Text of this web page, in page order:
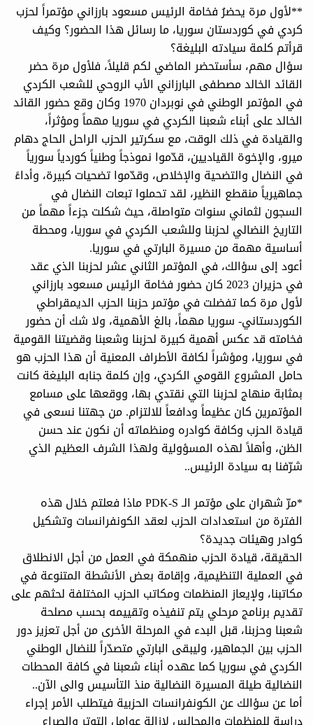
**لأول مرة يحضرُ فخامة الرئيس مسعود بارزاني مؤتمراً لحزب
كردي في كوردستان سوريا، ما رسائل هذا الحضور؟ وكيف
قرأتم كلمة سيادته البليغة؟
سؤال مهم، سأستحضر الماضي لكم قليلاً، فلأول مرة حضر
القائد الخالد مصطفى البارزاني الأب الروحي للشعب الكردي
في المؤتمر الوطني في نوبردان 1970 وكان وقع حضور القائد
الخالد على أبناء شعبنا الكردي في سوريا مهماً ومؤثراً،
والقيادة في ذلك الوقت، مع سكرتير الحزب الراحل الحاج دهام
ميرو، والإخوة القياديين، قدّموا نموذجاً وطنياً كوردياً سورياً
في النضال والتضحية والإخلاص، وقدّموا تضحيات كبيرة، وأداءً
جماهيرياً منقطع النظير، لقد تحملوا تبعات النضال في
السجون لثماني سنوات متواصلة، حيث شكلت جزءاً مهماً من
التاريخ النضالي لحزبنا وللشعب الكردي في سوريا، ومحطة
أساسية مهمة من مسيرة البارتي في سوريا.
أعود إلى سؤالك، في المؤتمر الثاني عشر لحزبنا الذي عقد
في حزيران 2023 كان حضور فخامة الرئيس مسعود بارزاني
لأول مرة كما تفضلت في مؤتمر حزبنا الحزب الديمقراطي
الكوردستاني- سوريا مهماً، بالغ الأهمية، ولا شك أن حضور
فخامته قد عكس أهمية كبيرة لحزبنا وشعبنا وقضيتنا القومية
في سوريا، ومؤشراً لكافة الأطراف المعنية أن هذا الحزب هو
حامل المشروع القومي الكردي، وإن كلمة جنابه البليغة كانت
بمثابة منهاج لحزبنا التي نقتدي بها، ووقعها على مسامع
المؤتمرين كان عظيماً ودافعاً للالتزام. من جهتنا نسعى في
قيادة الحزب وكافة كوادره ومنظماته أن نكون عند حسن
الظن، وأهلاً لهذه المسؤولية ولهذا الشرف العظيم الذي
شرّفنا به سيادة الرئيس..
*مرّ شهران على مؤتمر الـ PDK-S ماذا فعلتم خلال هذه
الفترة من استعدادات الحزب لعقد الكونفرانسات وتشكيل
كوادر وهيئات جديدة؟
الحقيقة، قيادة الحزب منهمكة في العمل من أجل الانطلاق
في العملية التنظيمية، وإقامة بعض الأنشطة المتنوعة في
مكاتبنا، ولإيعاز المنظمات ومكاتب الحزب المختلفة لحثهم على
تقديم برنامج مرحلي يتم تنفيذه وتقييمه بحسب مصلحة
شعبنا وحزبنا، قبل البدء في المرحلة الأخرى من أجل تعزيز دور
الحزب بين الجماهير، وليبقى البارتي متصدّراً للنضال الوطني
الكردي في سوريا كما عهده أبناء شعبنا في كافة المحطات
النضالية طيلة المسيرة النضالية منذ التأسيس والى الآن..
أما عن سؤالك عن الكونفرانسات الحزبية فيتطلب الأمر إجراء